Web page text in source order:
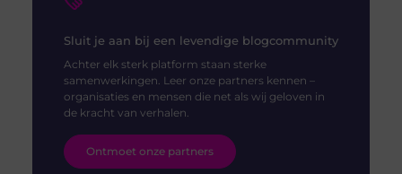
Sluit je aan bij een levendige blogcommunity
Achter elk sterk platform staan sterke
samenwerkingen. Leer onze partners kennen –
organisaties en mensen die net als wij geloven in
de kracht van verhalen.
Ontmoet onze partners